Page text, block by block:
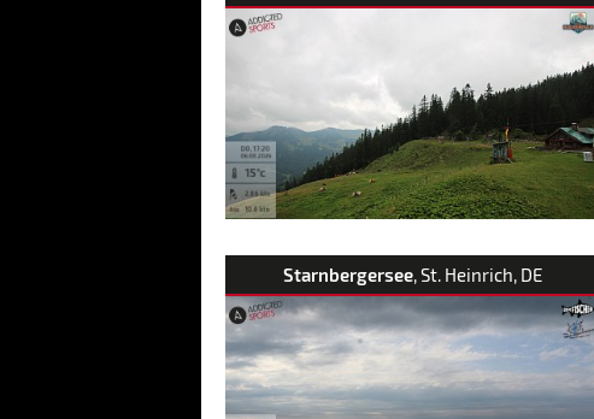
Starnbergersee, St. Heinrich, DE